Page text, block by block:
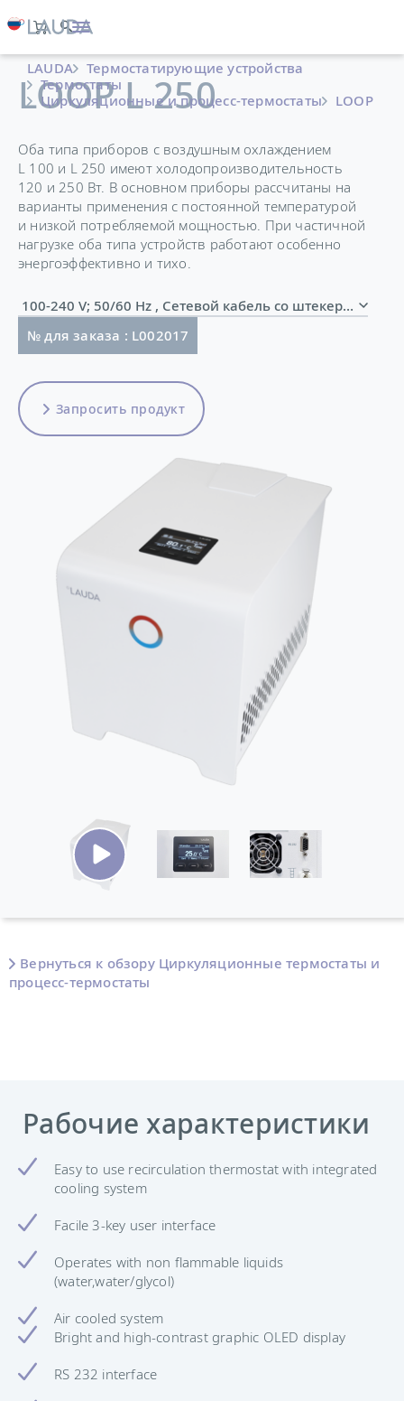
LAUDA
Термостатирующие устройства
Термостаты
Циркуляционные и процесс-термостаты
LOOP
LOOP L 250
Оба типа приборов с воздушным охлаждением
L 100 и L 250 имеют холодопроизводительность
120 и 250 Вт. В основном приборы рассчитаны на
варианты применения с постоянной температурой
и низкой потребляемой мощностью. При частичной
нагрузке оба типа устройств работают особенно
энергоэффективно и тихо.
100-240 V; 50/60 Hz , Сетевой кабель со
№ для заказа : L002017
Запросить продукт
Вернуться к обзору Циркуляционные термостаты и
процесс-термостаты
Рабочие характеристики
Easy to use recirculation thermostat with integrated
cooling system
Facile 3-key user interface
Operates with non flammable liquids
(water,water/glycol)
Air cooled system
Bright and high-contrast graphic OLED display
RS 232 interface